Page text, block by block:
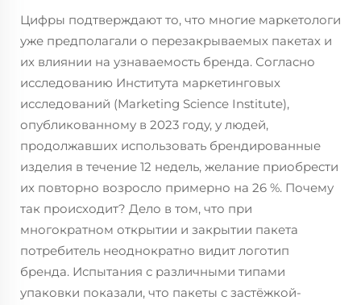
Цифры подтверждают то, что многие маркетологи
уже предполагали о перезакрываемых пакетах и
их влиянии на узнаваемость бренда. Согласно
исследованию Института маркетинговых
исследований (Marketing Science Institute),
опубликованному в 2023 году, у людей,
продолжавших использовать брендированные
изделия в течение 12 недель, желание приобрести
их повторно возросло примерно на 26 %. Почему
так происходит? Дело в том, что при
многократном открытии и закрытии пакета
потребитель неоднократно видит логотип
бренда. Испытания с различными типами
упаковки показали, что пакеты с застёжкой-